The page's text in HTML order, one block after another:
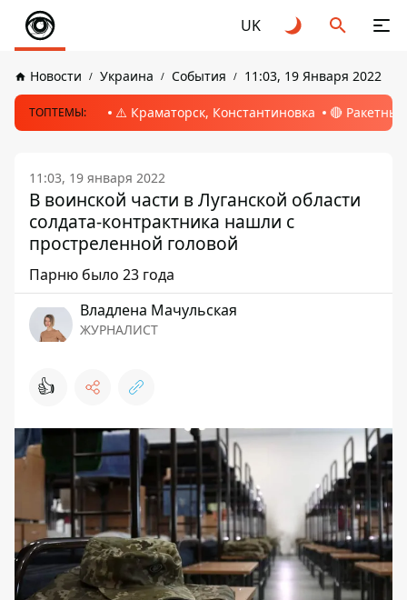
UK
Новости Украина События 11:03, 19 Января 2022
ТОПТЕМЫ: ⚠️ Краматорск, Константиновка 🔴
11:03, 19 января 2022
В воинской части в Луганской области
солдата-контрактника нашли с
простреленной головой
Парню было 23 года
Владлена Мачульская
ЖУРНАЛИСТ
👍